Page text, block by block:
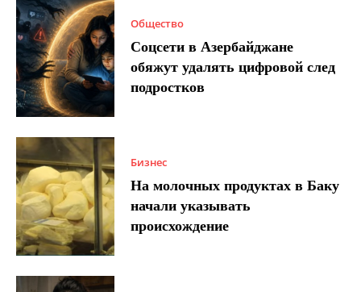
Общество
Соцсети в Азербайджане
обяжут удалять цифровой след
подростков
Бизнес
На молочных продуктах в Баку
начали указывать
происхождение